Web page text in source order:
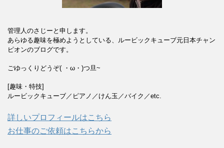
管理人のさじーと申します。
あらゆる趣味を極めようとしている、ルービックキューブ元日本チャン
ピオンのブログです。
ごゆっくりどうぞ( ・ω・)つ旦~
[趣味・特技]
ルービックキューブ／ピアノ／けん玉／バイク／etc.
詳しいプロフィールはこちら
お仕事のご依頼はこちらから